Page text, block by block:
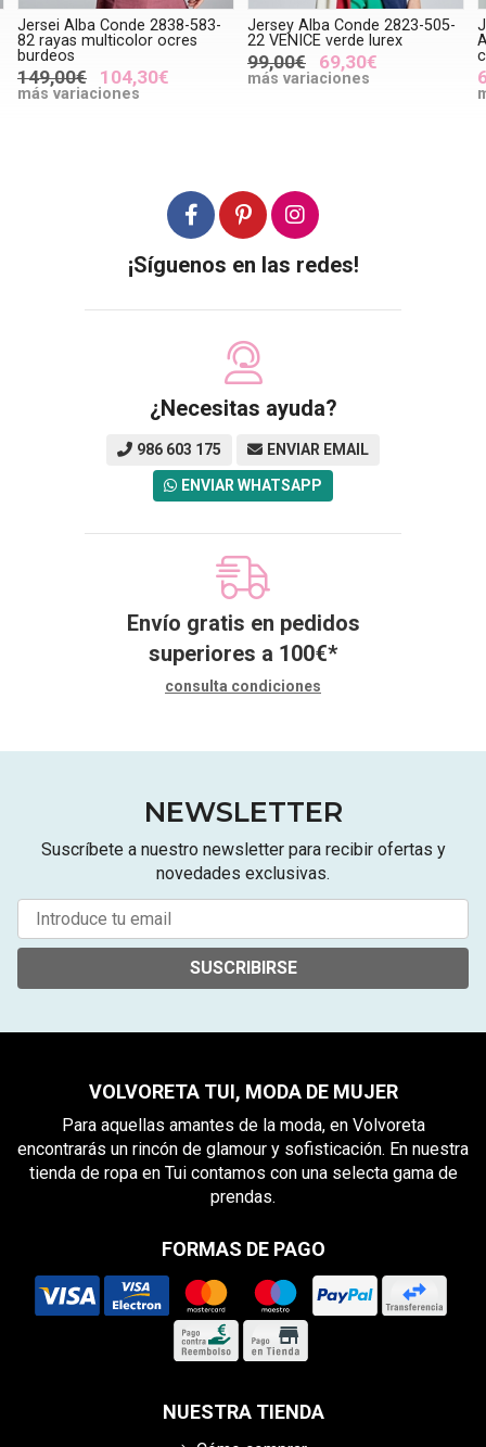
Jersei Alba Conde 2838-583-
82 rayas multicolor ocres
burdeos
149,00€ 104,30€
más variaciones
Jersey Alba Conde 2823-505-
22 VENICE verde lurex
99,00€ 69,30€
más variaciones
¡Síguenos en las redes!
¿Necesitas ayuda?
986 603 175 ENVIAR EMAIL
ENVIAR WHATSAPP
Envío gratis en pedidos
superiores a 100€*
consulta condiciones
NEWSLETTER
Suscríbete a nuestro newsletter para recibir ofertas y
novedades exclusivas.
SUSCRIBIRSE
VOLVORETA TUI, MODA DE MUJER
Para aquellas amantes de la moda, en Volvoreta
encontrarás un rincón de glamour y sofisticación. En nuestra
tienda de ropa en Tui contamos con una selecta gama de
prendas.
FORMAS DE PAGO
NUESTRA TIENDA